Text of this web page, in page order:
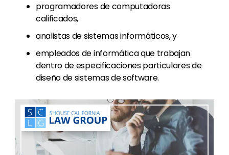
programadores de computadoras
calificados,
analistas de sistemas informáticos, y
empleados de informática que trabajan
dentro de especificaciones particulares de
diseño de sistemas de software.